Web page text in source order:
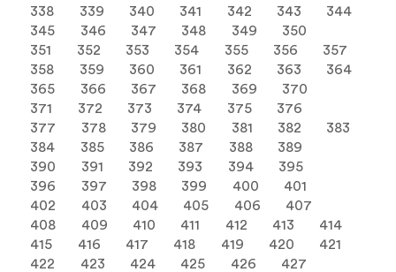
338
339 340 341 342 343
344
345
346 347 348 349
350
351
352 353 354 355 356
357
358
359 360 361 362 363
364
365
366 367 368 369
370
371
372 373 374 375
376
377
378 379 380 381 382
383
384
385 386 387 388
389
390
391 392 393 394
395
396
397 398 399 400
401
402
403 404 405 406
407
408
409 410 411 412 413
414
415
416 417 418 419 420
421
422
423 424 425 426
427